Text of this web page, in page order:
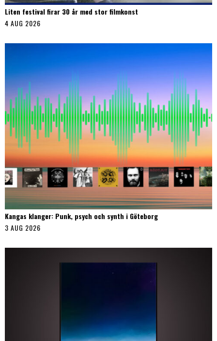
Liten festival firar 30 år med stor filmkonst
4 AUG 2026
Kangas klanger: Punk, psych och synth i Göteborg
3 AUG 2026